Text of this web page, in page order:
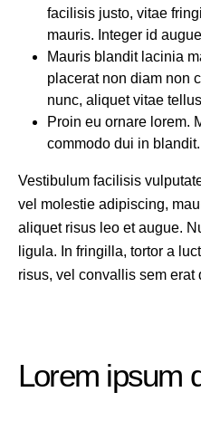
facilisis justo, vitae
mauris. Integer id
Mauris blandit lacinia
placerat non diam non
nunc, aliquet vitae
Proin eu ornare lorem.
commodo dui in blandit.
Vestibulum facilisis
vel molestie adipiscing,
aliquet risus leo et augue.
ligula. In fringilla, tortor a
risus, vel convallis sem erat
Lorem ipsum